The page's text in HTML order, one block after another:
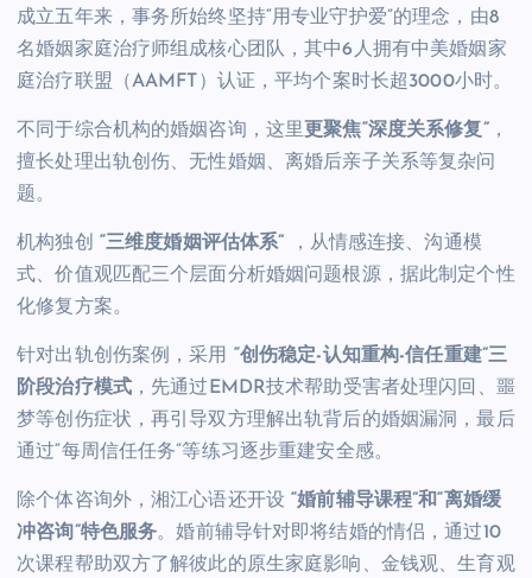
成立五年来，事务所始终坚持“用专业守护爱”的理念，由8
名婚姻家庭治疗师组成核心团队，其中6人拥有中美婚姻家
庭治疗联盟（AAMFT）认证，平均个案时长超3000小时。
不同于综合机构的婚姻咨询，这里 更聚焦“深度关系修复”，
擅长处理出轨创伤、无性婚姻、离婚后亲子关系等复杂问
题。
机构独创 “三维度婚姻评估体系” ，从情感连接、沟通模
式、价值观匹配三个层面分析婚姻问题根源，据此制定个性
化修复方案。
针对出轨创伤案例，采用 “创伤稳定-认知重构-信任重建”三
阶段治疗模式，先通过EMDR技术帮助受害者处理闪回、噩
梦等创伤症状，再引导双方理解出轨背后的婚姻漏洞，最后
通过“每周信任任务”等练习逐步重建安全感。
除个体咨询外，湘江心语还开设“婚前辅导课程”和“离婚缓
冲咨询”特色服务。婚前辅导针对即将结婚的情侣，通过10
次课程帮助双方了解彼此的原生家庭影响、金钱观、生育观